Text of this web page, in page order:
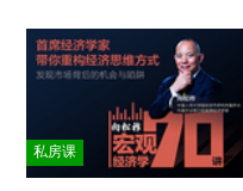
私房课